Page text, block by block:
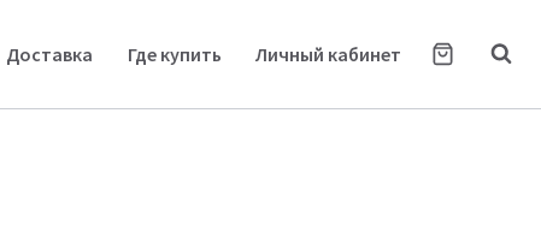
Доставка Где купить Личный кабинет